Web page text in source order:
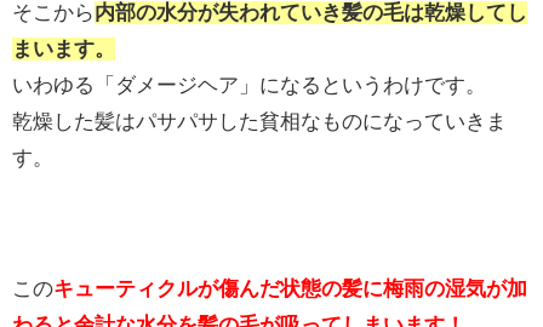
そこから内部の水分が失われていき髪の毛は乾燥してし
まいます。
いわゆる「ダメージヘア」になるというわけです。
乾燥した髪はパサパサした貧相なものになっていきま
す。
このキューティクルが傷んだ状態の髪に梅雨の湿気が加